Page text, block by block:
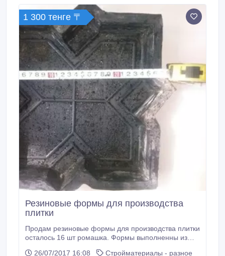
1 300 тенге 〒
Резиновые формы для производства
плитки
Продам резиновые формы для производства плитки
осталось 16 шт ромашка. Формы выполненны из
26/07/2017 16:08
Стройматериалы - разное